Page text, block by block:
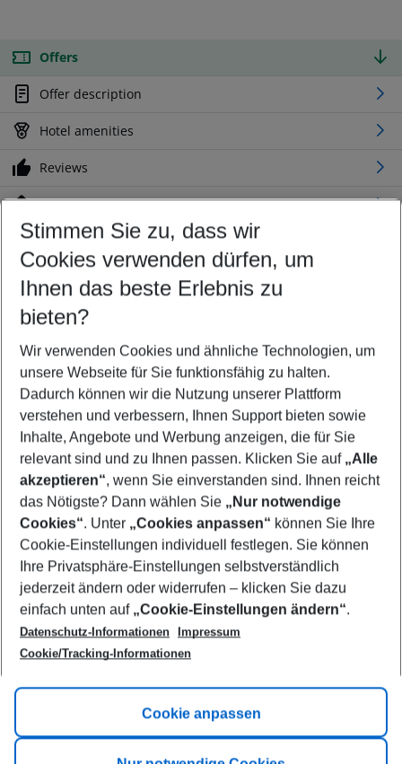
Offers
Offer description
Hotel amenities
Reviews
Location
Customize your offer
Find the perfect deal which suits your best
Your departure airport
Any airport
Select your date range
08/08/26–06/08/27 5-8 nights
Who will travel
2 adults No children
Show more filter
Footer
Footer navigation
Title A
Link A
Stimmen Sie zu, dass wir
Cookies verwenden dürfen, um
Ihnen das beste Erlebnis zu
bieten?
Wir verwenden Cookies und ähnliche Technologien, um
unsere Webseite für Sie funktionsfähig zu halten.
Dadurch können wir die Nutzung unserer Plattform
verstehen und verbessern, Ihnen Support bieten sowie
Inhalte, Angebote und Werbung anzeigen, die für Sie
relevant sind und zu Ihnen passen. Klicken Sie auf „Alle
akzeptieren“, wenn Sie einverstanden sind. Ihnen reicht
das Nötigste? Dann wählen Sie „Nur notwendige
Cookies“. Unter „Cookies anpassen“ können Sie Ihre
Cookie-Einstellungen individuell festlegen. Sie können
Ihre Privatsphäre-Einstellungen selbstverständlich
jederzeit ändern oder widerrufen – klicken Sie dazu
einfach unten auf „Cookie-Einstellungen ändern“.
Datenschutz-Informationen
Impressum
Cookie/Tracking-Informationen
Cookie anpassen